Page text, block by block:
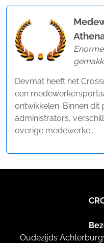
Devmat heeft het
een
ontwikkelen. Binnen dit
administrators,
overige medewerke...
Oudezijds